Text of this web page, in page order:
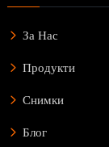
За Нас
Продукти
Снимки
Блог